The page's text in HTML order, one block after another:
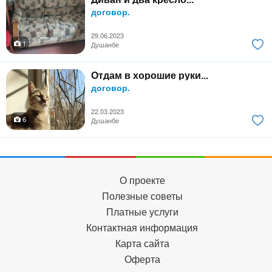
договор.
29.06.2023
1
Душанбе
Отдам в хорошие руки...
договор.
22.03.2023
6
Душанбе
О проекте
Полезные советы
Платные услуги
Контактная информация
Карта сайта
Оферта